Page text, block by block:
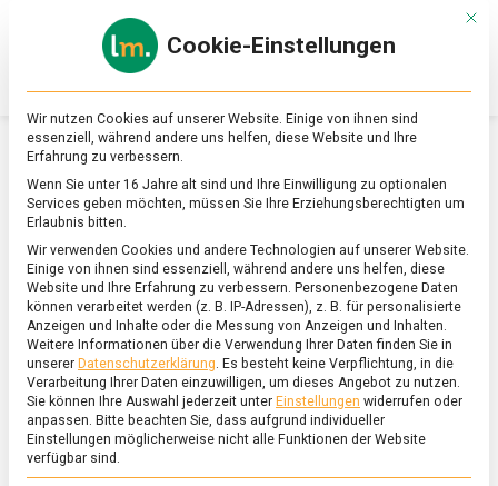
Online-
Magazin
zu
&
Ernährung
SCHLAGWORT:TÜRKISCHE LEBENSMITEL
Mit
Cookie-Einstellungen
Wir nutzen Cookies auf unserer Website. Einige von ihnen sind
essenziell, während andere uns helfen, diese Website und Ihre
Erfahrung zu verbessern.
Wenn Sie unter 16 Jahre alt sind und Ihre Einwilligung zu optionalen
Services geben möchten, müssen Sie Ihre Erziehungsberechtigten um
Erlaubnis bitten.
Wir verwenden Cookies und andere Technologien auf unserer Website.
Einige von ihnen sind essenziell, während andere uns helfen, diese
Website und Ihre Erfahrung zu verbessern. Personenbezogene Daten
können verarbeitet werden (z. B. IP-Adressen), z. B. für personalisierte
Anzeigen und Inhalte oder die Messung von Anzeigen und Inhalten.
Weitere Informationen über die Verwendung Ihrer Daten finden Sie in
unserer Datenschutzerklärung. Es besteht keine Verpflichtung, in die
Verarbeitung Ihrer Daten einzuwilligen, um dieses Angebot zu nutzen.
Sie können Ihre Auswahl jederzeit unter Einstellungen widerrufen oder
anpassen. Bitte beachten Sie, dass aufgrund individueller
Einstellungen möglicherweise nicht alle Funktionen der Website
verfügbar sind.